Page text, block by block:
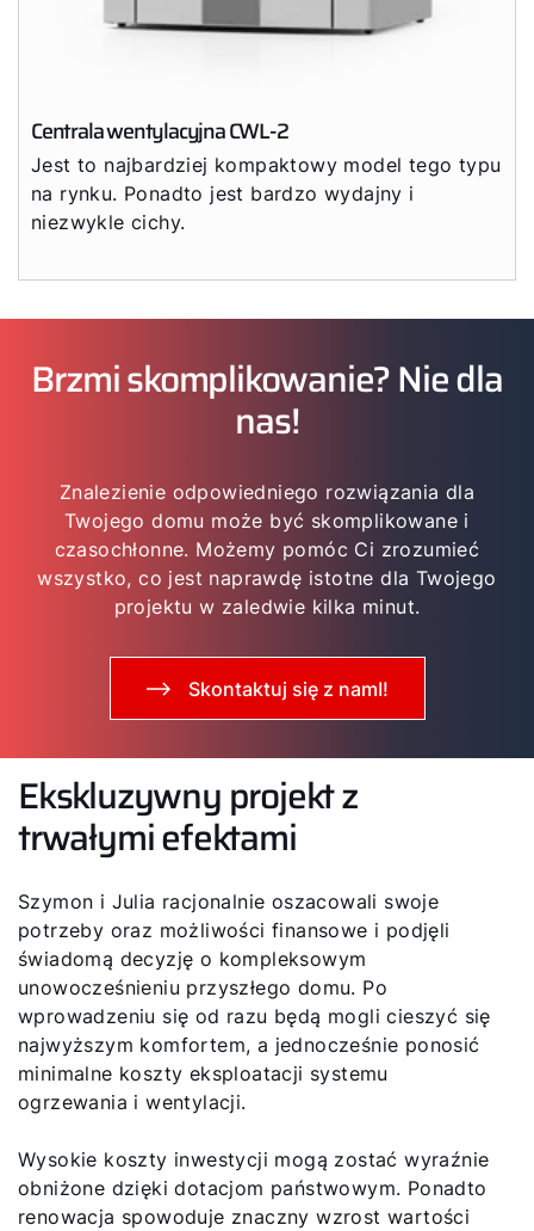
Centrala wentylacyjna CWL-2
Jest to najbardziej kompaktowy model tego typu
na rynku. Ponadto jest bardzo wydajny i
niezwykle cichy.
Brzmi skomplikowanie? Nie dla
nas!
Znalezienie odpowiedniego rozwiązania dla
Twojego domu może być skomplikowane i
czasochłonne. Możemy pomóc Ci zrozumieć
wszystko, co jest naprawdę istotne dla Twojego
projektu w zaledwie kilka minut.
Skontaktuj się z namI!
Ekskluzywny projekt z
trwałymi efektami
Szymon i Julia racjonalnie oszacowali swoje
potrzeby oraz możliwości finansowe i podjęli
świadomą decyzję o kompleksowym
unowocześnieniu przyszłego domu. Po
wprowadzeniu się od razu będą mogli cieszyć się
najwyższym komfortem, a jednocześnie ponosić
minimalne koszty eksploatacji systemu
ogrzewania i wentylacji.
Wysokie koszty inwestycji mogą zostać wyraźnie
obniżone dzięki dotacjom państwowym. Ponadto
renowacja spowoduje znaczny wzrost wartości